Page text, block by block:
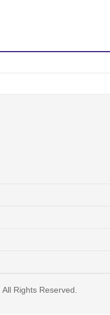
All Rights Reserved.